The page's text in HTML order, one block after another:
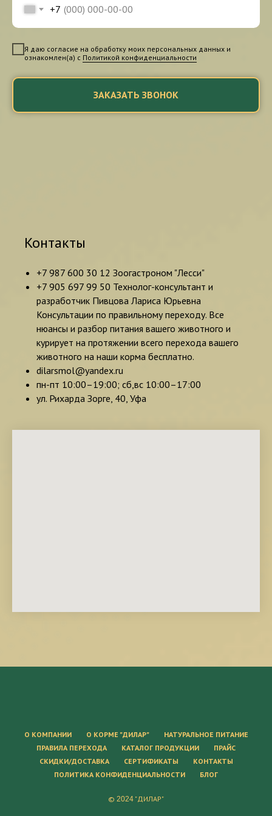
+7
Я даю согласие на обработку моих персональных данных и
ознакомлен(а) с Политикой конфиденциальности
ЗАКАЗАТЬ ЗВОНОК
Контакты
+7 987 600 30 12 Зоогастроном "Лесси"
+7 905 697 99 50 Технолог-консультант и
разработчик Пивцова Лариса Юрьевна
Консультации по правильному переходу. Все
нюансы и разбор питания вашего животного и
курирует на протяжении всего перехода вашего
животного на наши корма бесплатно.
dilarsmol@yandex.ru
пн-пт 10:00–19:00; сб,вс 10:00–17:00
ул. Рихарда Зорге, 40, Уфа
О КОМПАНИИ О КОРМЕ "ДИЛАР"
НАТУРАЛЬНОЕ ПИТАНИЕ
ПРАВИЛА ПЕРЕХОДА
КАТАЛОГ ПРОДУКЦИИ
ПРАЙС
СКИДКИ/ДОСТАВКА
СЕРТИФИКАТЫ
КОНТАКТЫ
ПОЛИТИКА КОНФИДЕНЦИАЛЬНОСТИ
БЛОГ
© 2024 "ДИЛАР"